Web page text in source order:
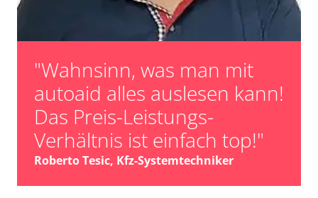
"Wahnsinn, was man mit
autoaid alles auslesen kann!
Das Preis-Leistungs-
Verhältnis ist einfach top!"
Roberto Tesic, Kfz-Systemtechniker